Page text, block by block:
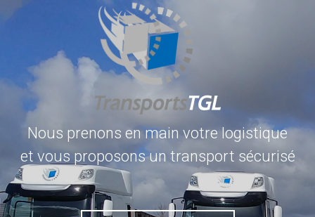
Nous prenons en main votre logistique
et vous proposons un transport sécurisé